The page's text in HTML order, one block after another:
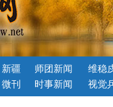
新疆
师团新闻
微刊 时事新闻
维稳
视觉